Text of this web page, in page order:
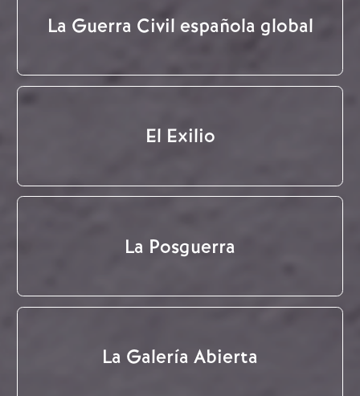
La Guerra Civil española global
El Exilio
La Posguerra
La Galería Abierta